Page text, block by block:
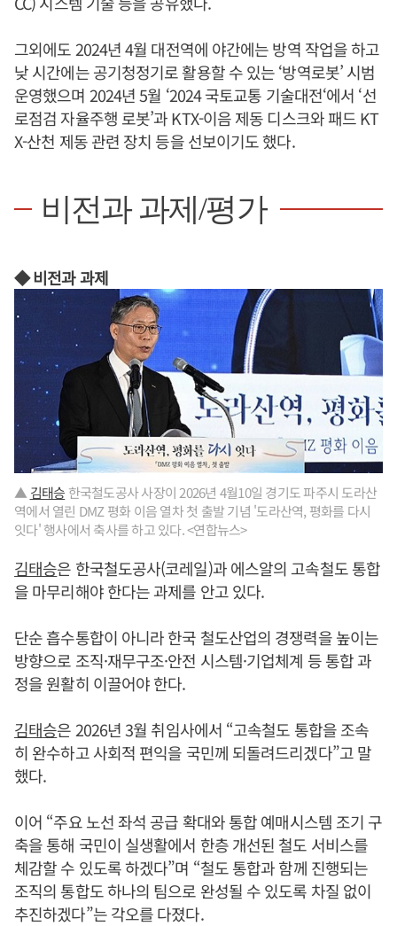
그외에도 2024년 4월 대전역에 야간에는 방역 작업을 하고
낮 시간에는 공기청정기로 활용할 수 있는 ‘방역로봇’ 시범
운영했으며 2024년 5월 ‘2024 국토교통 기술대전‘에서 ‘선
로점검 자율주행 로봇’과 KTX-이음 제동 디스크와 패드 KT
X-산천 제동 관련 장치 등을 선보이기도 했다.
비전과 과제/평가
◆ 비전과 과제
▲ 김태승 한국철도공사 사장이 2026년 4월10일 경기도 파주시 도라산
역에서 열린 DMZ 평화 이음 열차 첫 출발 기념 '도라산역, 평화를 다시
잇다' 행사에서 축사를 하고 있다. <연합뉴스>
김태승은 한국철도공사(코레일)과 에스알의 고속철도 통합
을 마무리해야 한다는 과제를 안고 있다.
단순 흡수통합이 아니라 한국 철도산업의 경쟁력을 높이는
방향으로 조직·재무구조·안전 시스템·기업체계 등 통합 과
정을 원활히 이끌어야 한다.
김태승은 2026년 3월 취임사에서 “고속철도 통합을 조속
히 완수하고 사회적 편익을 국민께 되돌려드리겠다”고 말
했다.
이어 “주요 노선 좌석 공급 확대와 통합 예매시스템 조기 구
축을 통해 국민이 실생활에서 한층 개선된 철도 서비스를
체감할 수 있도록 하겠다”며 “철도 통합과 함께 진행되는
조직의 통합도 하나의 팀으로 완성될 수 있도록 차질 없이
추진하겠다”는 각오를 다졌다.